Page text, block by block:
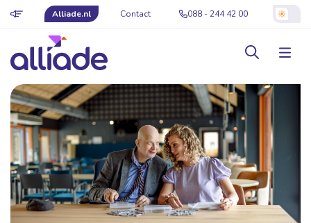
Alliade.nl Contact 088 - 244 42 00